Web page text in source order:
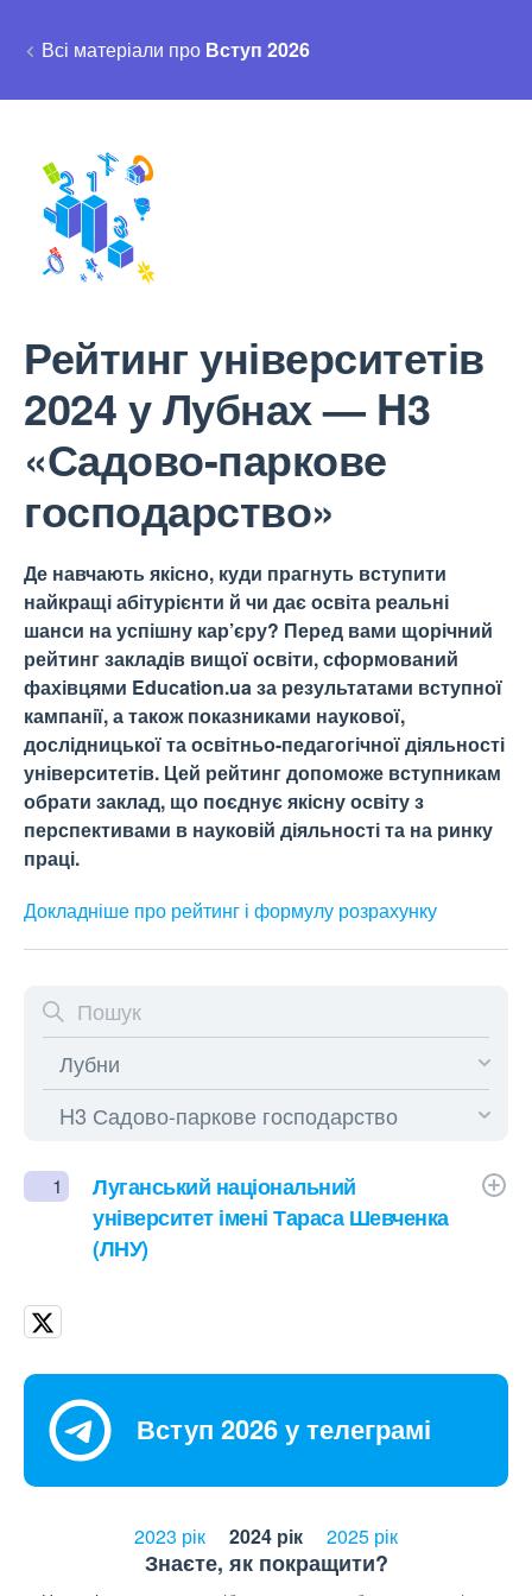
Всі матеріали про Вступ 2026
Рейтинг університетів
2024 у Лубнах — H3
«Садово-паркове
господарство»
Де навчають якісно, куди прагнуть вступити
найкращі абітурієнти й чи дає освіта реальні
шанси на успішну кар’єру? Перед вами щорічний
рейтинг закладів вищої освіти, сформований
фахівцями Education.ua за результатами вступної
кампанії, а також показниками наукової,
дослідницької та освітньо-педагогічної діяльності
університетів. Цей рейтинг допоможе вступникам
обрати заклад, що поєднує якісну освіту з
перспективами в науковій діяльності та на ринку
праці.
Докладніше про рейтинг і формулу розрахунку
1
Луганський національний
університет імені Тараса Шевченка
(ЛНУ)
Вступ 2026 у телеграмі
2023 рік 2024 рік 2025 рік
Знаєте, як покращити?